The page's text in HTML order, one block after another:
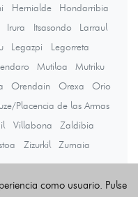
Hernialde
Hondarribia
Irura Itsasondo
Larraul
Legazpi
Legorreta
Mutiloa
Mutriku
Orendain Orexa
Orio
Placencia de las Armas
Villabona
Zaldibia
Zizurkil
Zumaia
como usuario. Pulse